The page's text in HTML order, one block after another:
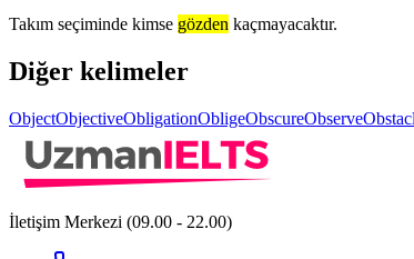
Takım seçiminde kimse gözden kaçmayacaktır.
Diğer kelimeler
ObjectObjectiveObligationObligeObscureObserve
İletişim Merkezi (09.00 - 22.00)